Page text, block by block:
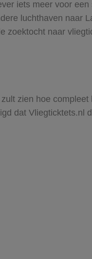
iets meer voor
luchthaven naar
zoektocht naar
zien hoe
dat Vliegticktets.nl